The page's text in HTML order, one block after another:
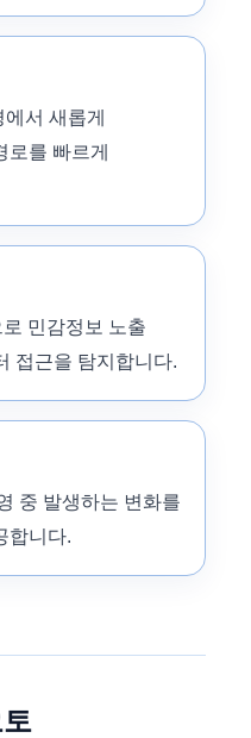
서 새롭게
로를 빠르게
민감정보 노출
접근을 탐지합니다.
중 발생하는 변화를
합니다.